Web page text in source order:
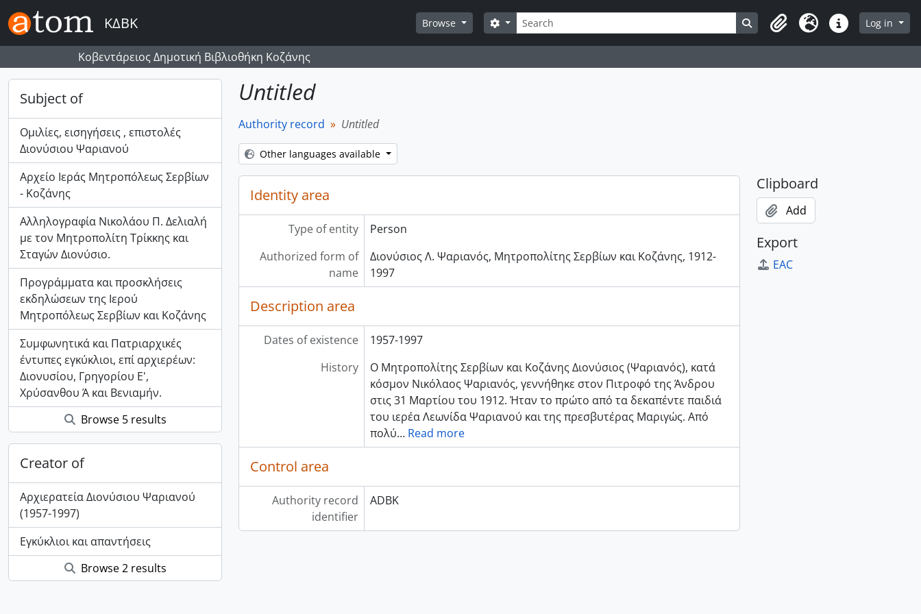
Skip to main content
ΚΔΒΚ Browse Search
Search options Search in browse page
ClipboardLanguageQuick linksLog in
Κοβεντάρειος Δημοτική Βιβλιοθήκη Κοζάνης
Subject of
Ομιλίες, εισηγήσεις , επιστολές
Διονύσιου Ψαριανού
Αρχείο Ιεράς Μητροπόλεως Σερβίων
- Κοζάνης
Αλληλογραφία Νικολάου Π. Δελιαλή
με τον Μητροπολίτη Τρίκκης και
Σταγών Διονύσιο.
Προγράμματα και προσκλήσεις
εκδηλώσεων της Ιερού
Μητροπόλεως Σερβίων και Κοζάνης
Συμφωνητικά και Πατριαρχικές
έντυπες εγκύκλιοι, επί αρχιερέων:
Διονυσίου, Γρηγορίου Ε',
Χρύσανθου Ά και Βενιαμήν.
Browse 5 results
Creator of
Αρχιερατεία Διονύσιου Ψαριανού
(1957-1997)
Εγκύκλιοι και απαντήσεις
Browse 2 results
Untitled
Authority record Untitled
Other languages available
Identity area
Type of entity
Person
Authorized form of
name
Διονύσιος Λ. Ψαριανός, Μητροπολίτης Σερβίων και Κοζάνης, 1912-
1997
Description area
Dates of existence
1957-1997
History
Ο Μητροπολίτης Σερβίων και Κοζάνης Διονύσιος (Ψαριανός), κατά
κόσμον Νικόλαος Ψαριανός, γεννήθηκε στον Πιτροφό της Άνδρου
στις 31 Μαρτίου του 1912. Ήταν το πρώτο από τα δεκαπέντε παιδιά
του ιερέα Λεωνίδα Ψαριανού και της πρεσβυτέρας Μαριγώς. Από
πολύ… Read more
Control area
Authority record
identifier
ADBK
Clipboard
Add
Export
EAC